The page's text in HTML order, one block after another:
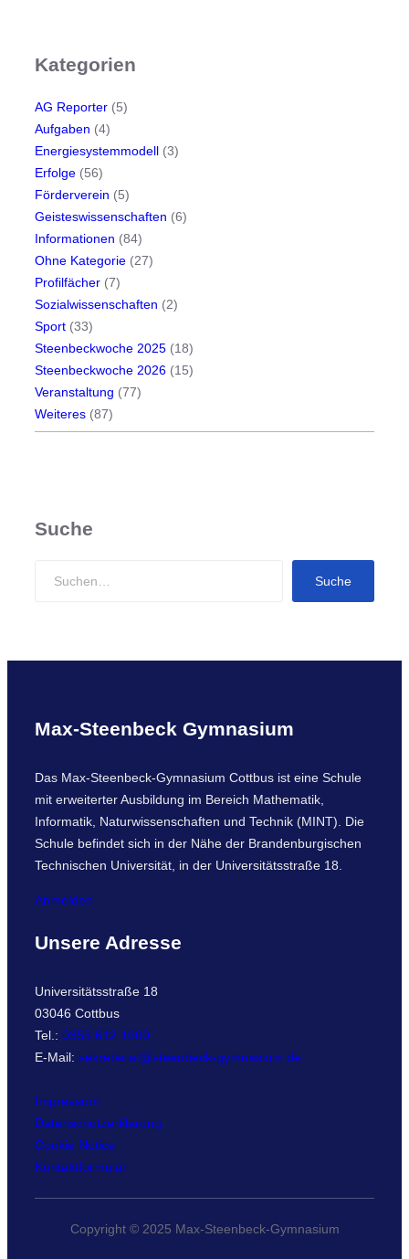
Kategorien
AG Reporter (5)
Aufgaben (4)
Energiesystemmodell (3)
Erfolge (56)
Förderverein (5)
Geisteswissenschaften (6)
Informationen (84)
Ohne Kategorie (27)
Profilfächer (7)
Sozialwissenschaften (2)
Sport (33)
Steenbeckwoche 2025 (18)
Steenbeckwoche 2026 (15)
Veranstaltung (77)
Weiteres (87)
Suche
c
Suche
Max-Steenbeck Gymnasium
Das Max-Steenbeck-Gymnasium Cottbus ist eine Schule
mit erweiterter Ausbildung im Bereich Mathematik,
Informatik, Naturwissenschaften und Technik (MINT). Die
Schule befindet sich in der Nähe der Brandenburgischen
Technischen Universität, in der Universitätsstraße 18.
Anmelden
Unsere Adresse
Universitätsstraße 18
03046 Cottbus
Tel.: 0355 612 1600
E-Mail: sekretariat@steenbeck-gymnasium.de
Impressum
Datenschutzerklärung
Cookie Notice
Kontaktformular
Copyright © 2025 Max-Steenbeck-Gymnasium